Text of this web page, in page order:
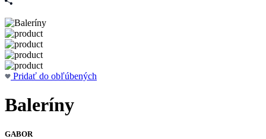
Pridať do obľúbených
Baleríny
GABOR